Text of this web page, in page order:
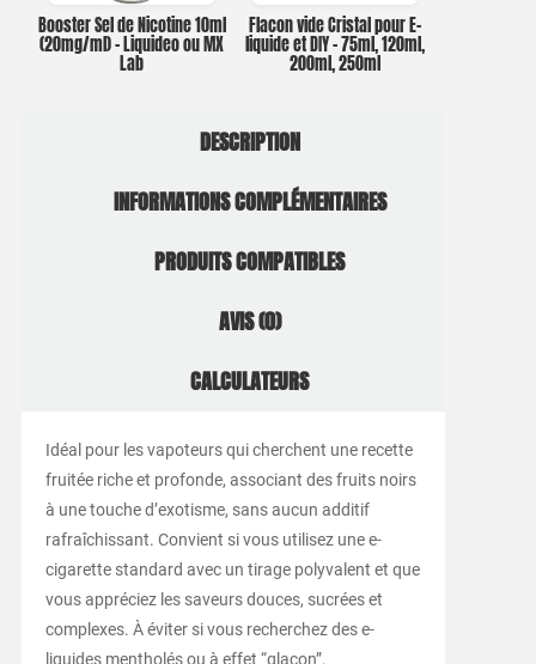
Booster Sel de Nicotine 10ml
(20mg/ml) – Liquideo ou MX
Lab
Flacon vide Cristal pour E-
liquide et DIY – 75ml, 120ml,
200ml, 250ml
DESCRIPTION
INFORMATIONS COMPLÉMENTAIRES
PRODUITS COMPATIBLES
AVIS (0)
CALCULATEURS
Idéal pour les vapoteurs qui cherchent une recette
fruitée riche et profonde, associant des fruits noirs
à une touche d’exotisme, sans aucun additif
rafraîchissant. Convient si vous utilisez une e-
cigarette standard avec un tirage polyvalent et que
vous appréciez les saveurs douces, sucrées et
complexes. À éviter si vous recherchez des e-
liquides mentholés ou à effet “glaçon”.